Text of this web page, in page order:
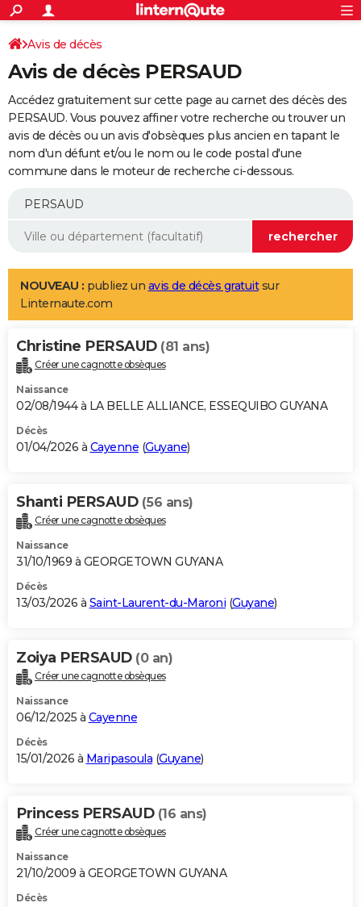
ACTUALITÉS
Politique
Société
Faits Divers
Education
Monde
Villes
+
SPORT
Coupe du monde 2026
Football
Tennis
Cyclisme
Rugby
Forum
Programme TV
TNT
Streaming
Cinéma
Sorties cinéma
Musique
+
FINANCE
Retraite
Epargne
Immobilier
Risques naturels par ville
Banque
Assurance
AUTO
Essais
Réserver un essai
Citadines
Berlines
SUV
Forum auto
+
Mobiles
Meilleur smartphone
Internet
Ordinateurs
Jeux vidéo
Guide high-tech
Aménagement intérieur
LIFESTYLE
Art de vivre
Bien-être
Loisirs
Mode
Modes de vie
Alimentation
Guide de la santé
Maladies
Médicaments
Sommeil
VOYAGE
Destinations
City break
Voyage nature
Voyage de noces
Forum
Climat
+PHOTO
GUIDES D'ACHAT
BONS PLANS
Carte de Noël
Carte Bonne année
Carte Saint-Valentin
Carte Pâques
Carte d'anniversaire
DICTIONNAIRE
Dictionnaire
Biographies
Citations
Expressions
Proverbes
PROGRAMME TV
S'inscrire
Se connecter
Lycées
Collèges
Primaires
Universités
Entreprises
Service militaire
Avis de recherche
AVIS DE DÉCÈS
Bricolage
Lifestyle
Culture
Sport
Auto
Television
Voyage
Cinema
Avis de décès
Avis de décès PERSAUD
Accédez gratuitement sur cette page au carnet des décès des
PERSAUD. Vous pouvez affiner votre recherche ou trouver un
avis de décès ou un avis d'obsèques plus ancien en tapant le
nom d'un défunt et/ou le nom ou le code postal d'une
commune dans le moteur de recherche ci-dessous.
NOUVEAU : publiez un avis de décès gratuitsur
Linternaute.com
Christine PERSAUD (81 ans)
Créer une cagnotte obsèques
Naissance
02/08/1944 à LA BELLE ALLIANCE, ESSEQUIBO GUYANA
Décès
01/04/2026 à Cayenne (Guyane)
Shanti PERSAUD (56 ans)
Créer une cagnotte obsèques
Naissance
31/10/1969 à GEORGETOWN GUYANA
Décès
13/03/2026 à Saint-Laurent-du-Maroni (Guyane)
Zoiya PERSAUD (0 an)
Créer une cagnotte obsèques
Naissance
06/12/2025 à Cayenne
Décès
15/01/2026 à Maripasoula (Guyane)
Princess PERSAUD (16 ans)
Créer une cagnotte obsèques
Naissance
21/10/2009 à GEORGETOWN GUYANA
Décès